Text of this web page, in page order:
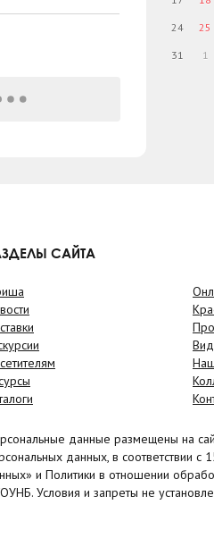
24 25
31 1
САЙТА
данные размещены на
данных, в соответствии
и Политики в отношении
Условия и запреты не